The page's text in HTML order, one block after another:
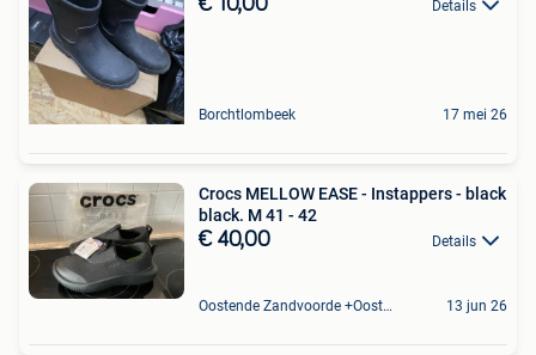
€ 10,00 Details
Borchtlombeek 17 mei 26
Crocs MELLOW EASE - Instappers - black
black. M 41 - 42
€ 40,00 Details
Oostende Zandvoorde +Oostende 13 jun 26